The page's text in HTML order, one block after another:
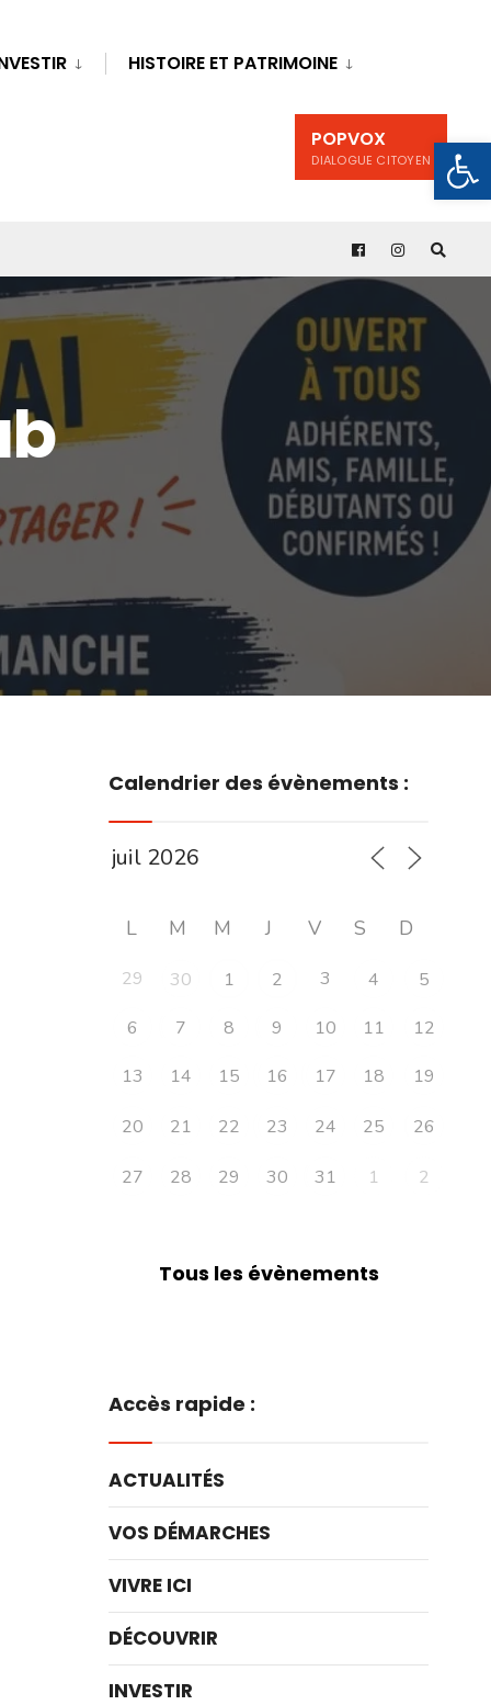
HISTOIRE ET PATRIMOINE
POPVOX
DIALOGUE CITOYEN
Calendrier des évènements :
L M M J V S D
29 30 1 2 3 4
5
6
7 8 9 10 11
12
13
14 15 16 17 18 19
20 21 22 23 24 25 26
27 28 29 30 31 1 2
Tous les évènements
Accès rapide :
ACTUALITÉS
VOS DÉMARCHES
VIVRE ICI
DÉCOUVRIR
INVESTIR